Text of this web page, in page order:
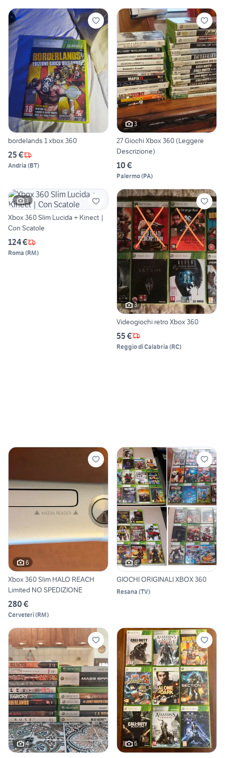
bordelands 1 xbox 360
25 €
Andria (BT)
3
27 Giochi Xbox 360 (Leggere
Descrizione)
10 €
Palermo(PA)
3
Xbox 360 Slim Lucida + Kinect |
Con Scatole
124 €
Roma (RM)
3
Videogiochi retro Xbox 360
55 €
Reggio di Calabria (RC)
6
Xbox 360 Slim HALO REACH
Limited NO SPEDIZIONE
280 €
Cerveteri(RM)
6
GIOCHI ORIGINALI XBOX 360
Resana (TV)
4 6